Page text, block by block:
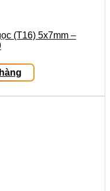
(T16) 5x7mm –